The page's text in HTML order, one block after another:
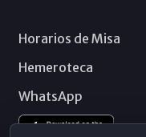
Horarios de Misa
Hemeroteca
WhatsApp